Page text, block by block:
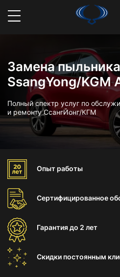
Замена
SsangYong/KGM
Полный спектр услуг по
и ремонту СсангЙонг/КГМ
Опыт работы
Сертифицированное
Гарантиядо 2 лет
Скидки постоянным